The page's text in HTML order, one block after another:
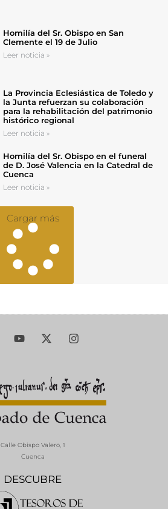
Homilía del Sr. Obispo en San
Clemente el 19 de Julio
Leer noticia »
La Provincia Eclesiástica de Toledo y
la Junta refuerzan su colaboración
para la rehabilitación del patrimonio
histórico regional
Leer noticia »
Homilía del Sr. Obispo en el funeral
de D. José Valencia en la Catedral de
Cuenca
Leer noticia »
Cargar más
DESCUBRE
Calle Obispo Valero, 1
Cuenca